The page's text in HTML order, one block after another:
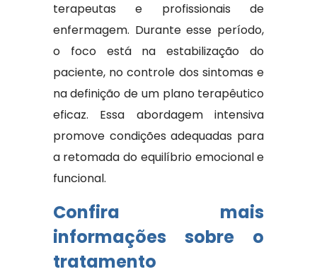
terapeutas e profissionais de
enfermagem. Durante esse período,
o foco está na estabilização do
paciente, no controle dos sintomas e
na definição de um plano terapêutico
eficaz. Essa abordagem intensiva
promove condições adequadas para
a retomada do equilíbrio emocional e
funcional.
Confira mais
informações sobre o
tratamento